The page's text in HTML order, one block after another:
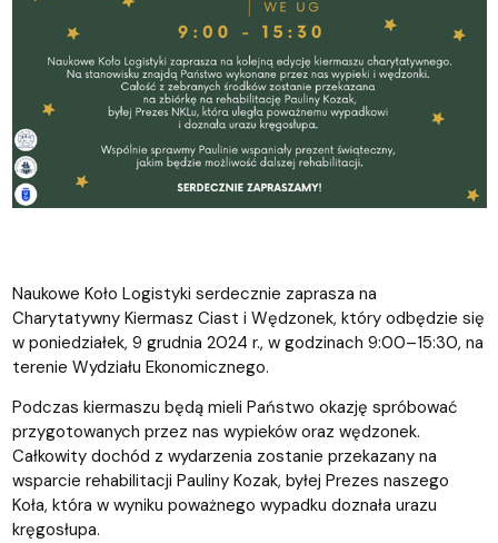
Naukowe Koło Logistyki serdecznie zaprasza na
Charytatywny Kiermasz Ciast i Wędzonek, który odbędzie się
w poniedziałek, 9 grudnia 2024 r., w godzinach 9:00–15:30, na
terenie Wydziału Ekonomicznego.
Podczas kiermaszu będą mieli Państwo okazję spróbować
przygotowanych przez nas wypieków oraz wędzonek.
Całkowity dochód z wydarzenia zostanie przekazany na
wsparcie rehabilitacji Pauliny Kozak, byłej Prezes naszego
Koła, która w wyniku poważnego wypadku doznała urazu
kręgosłupa.